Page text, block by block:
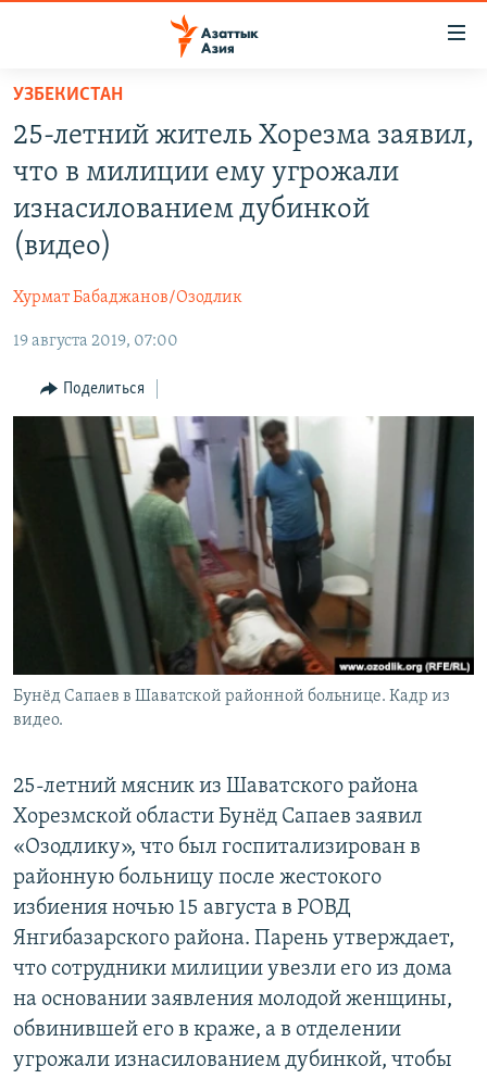
Вернуться
основному
содержанию
главной
Вернутся
УЗБЕКИСТАН
НА ДРУГИХ ЯЗЫКАХ
ЎЗБЕКЧА
ТОҶИКӢ
TÜRKMENÇE
ПОДПИШИТЕСЬ НА НАС В СОЦСЕТЯХ
Все сайты РСЕ/РС
УЗБЕКИСТАН
25-летний житель Хорезма заявил,
что в милиции ему угрожали
изнасилованием дубинкой
(видео)
Хурмат Бабаджанов/Озодлик
19 августа 2019, 07:00
Поделиться
Бунёд Сапаев в Шаватской районной больнице. Кадр из
видео.
25-летний мясник из Шаватского района
Хорезмской области Бунёд Сапаев заявил
«Озодлику», что был госпитализирован в
районную больницу после жестокого
избиения ночью 15 августа в РОВД
Янгибазарского района. Парень утверждает,
что сотрудники милиции увезли его из дома
на основании заявления молодой женщины,
обвинившей его в краже, а в отделении
угрожали изнасилованием дубинкой, чтобы